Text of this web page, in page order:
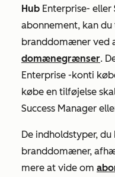
Hub Enterprise- eller
abonnement, kan
branddomæner ved
domænegrænser.
Enterprise -konti
købe en tilføjelse
Success Manager
De indholdstyper,
branddomæner,
mere at vide om